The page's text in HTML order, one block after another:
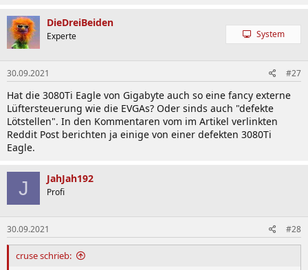
DieDreiBeiden
Experte System
30.09.2021 #27
Hat die 3080Ti Eagle von Gigabyte auch so eine fancy externe
Lüftersteuerung wie die EVGAs? Oder sinds auch "defekte
Lötstellen". In den Kommentaren vom im Artikel verlinkten
Reddit Post berichten ja einige von einer defekten 3080Ti
Eagle.
J JahJah192
Profi
30.09.2021 #28
cruse schrieb: